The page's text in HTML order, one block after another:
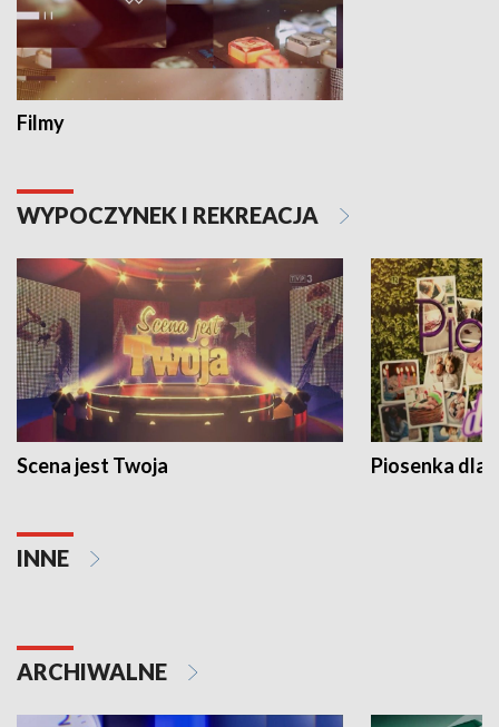
Filmy
WYPOCZYNEK I REKREACJA
Scena jest Twoja Piosenka dla
INNE
ARCHIWALNE